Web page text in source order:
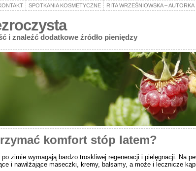
SPOTKANIA KOSMETYCZNE RITA WRZEŚNIOWSKA – AUTORKA
i znaleźć dodatkowe źródło pieniędzy
komfort stóp latem?
po zimie wymagają bardzo troskliwej regeneracji i pielęgnacji. Na
i nawilżające maseczki, kremy, balsamy, a może i lecznicze